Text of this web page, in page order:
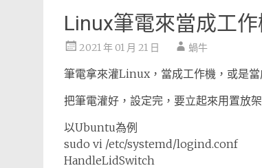
Linux筆電來當成工
2021 年 01 月 21 日 蝸牛
筆電拿來灌Linux，當成工作機，或是
把筆電灌好，設定完，要立起來用置放
以Ubuntu為例
sudo vi /etc/systemd/logind.conf
HandleLidSwitch